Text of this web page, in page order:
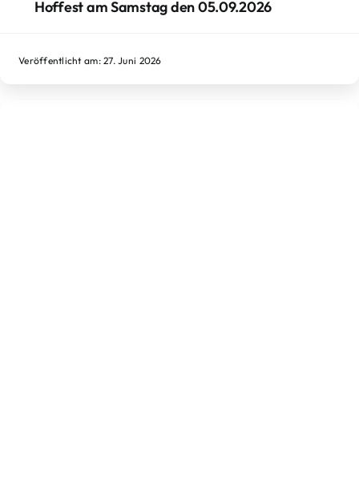
Hoffest am Samstag den 05.09.2026
Veröffentlicht am: 27. Juni 2026